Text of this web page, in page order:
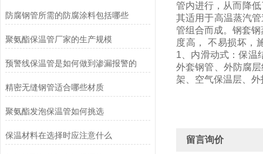
防腐钢管所需的防腐涂料包括哪些
聚氨酯保温管厂家的生产规模
预警线保温管是如何做到渗漏报警的
精密无缝钢管适合哪些材质
聚氨酯发泡保温管如何挑选
保温材料在选择时应注意什么
管内进行，从而降
其适用于高温蒸汽
管组合而成。钢套
度高，
不易损坏，
1、内滑动式：保温
外套钢管、外防腐
架、空气保温层、
留言询价